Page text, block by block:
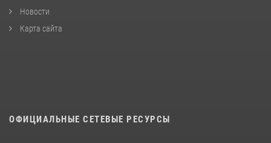
Новости
Карта сайта
ОФИЦИАЛЬНЫЕ СЕТЕВЫЕ РЕСУРСЫ